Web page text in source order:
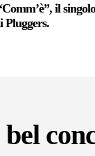
il
Pluggers.